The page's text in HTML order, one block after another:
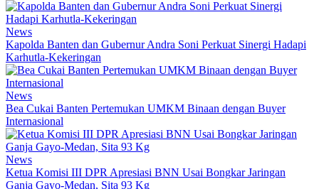
News
Kapolda Banten dan Gubernur Andra Soni Perkuat Sinergi Hadapi
Karhutla-Kekeringan
News
Bea Cukai Banten Pertemukan UMKM Binaan dengan Buyer
Internasional
News
Ketua Komisi III DPR Apresiasi BNN Usai Bongkar Jaringan
Ganja Gayo-Medan, Sita 93 Kg